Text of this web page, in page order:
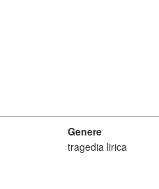
Genere
tragedia lirica